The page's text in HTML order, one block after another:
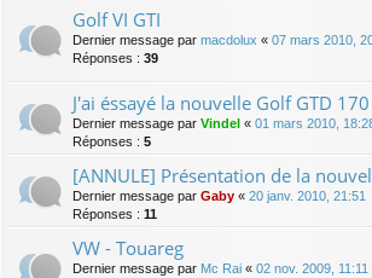
Golf VI GTI
Dernier message par macdolux « 07 mars 2010,
Réponses : 39
J'ai éssayé la nouvelle Golf GTD 170
Dernier message par Vindel « 01 mars 2010,
Réponses : 5
[ANNULE] Présentation de la
Dernier message par Gaby « 20 janv. 2010, 21:51
Réponses : 11
VW - Touareg
Dernier message par Mc Rai « 02 nov. 2009, 11:11